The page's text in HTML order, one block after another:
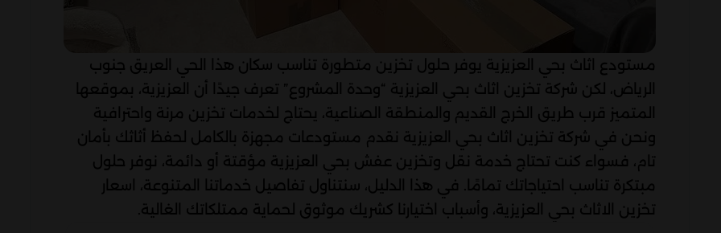
مستودع اثاث بحي العزيزية يوفر حلول تخزين متطورة تناسب سكان هذا الحي العريق جنوب
الرياض، لكن شركة تخزين اثاث بحي العزيزية “وحدة المشروع” تعرف جيدًا أن العزيزية، بموقعها
المتميز قرب طريق الخرج القديم والمنطقة الصناعية، يحتاج لخدمات تخزين مرنة واحترافية
ونحن في شركة تخزين اثاث بحي العزيزية نقدم مستودعات مجهزة بالكامل لحفظ أثاثك بأمان
تام، فسواء كنت تحتاج خدمة نقل وتخزين عفش بحي العزيزية مؤقتة أو دائمة، نوفر حلول
مبتكرة تناسب احتياجاتك تمامًا. في هذا الدليل، سنتناول تفاصيل خدماتنا المتنوعة، اسعار
تخزين الاثاث بحي العزيزية، وأسباب اختيارنا كشريك موثوق لحماية ممتلكاتك الغالية.